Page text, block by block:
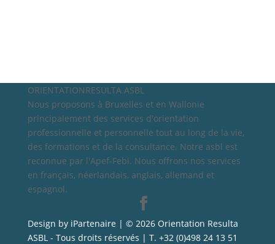
ORIENTATIONRESULTA ASBL
Nous proposons à Bruxelles et en Wallonie
principalement des services d'orientation
professionnelle et personnelle tout au long de la vie,
des formations et de la consultance. Notre asbl est
reconnue par l'Apef-Febi. Nous offrons nos services
en français, néerlandais, anglais, allemand et
espagnol.
Design by iPartenaire | © 2026 Orientation Resulta
ASBL - Tous droits réservés | T. +32 (0)498 24 13 51